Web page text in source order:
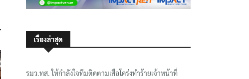
เรื่องล่าสุด
รมว.ทส. ให้กำลังใจทีมติดตามเสือโคร่งทำร้ายเจ้าหน้าที่